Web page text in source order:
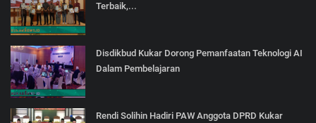
Terbaik,...
Disdikbud Kukar Dorong Pemanfaatan Teknologi AI
Dalam Pembelajaran
Rendi Solihin Hadiri PAW Anggota DPRD Kukar